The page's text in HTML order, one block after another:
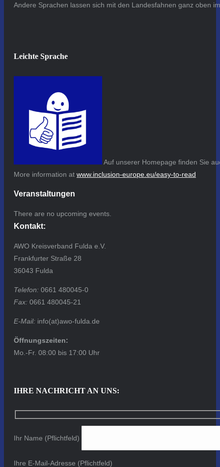
Andere Sprachen lassen sich mit den Landesfahnen ganz oben
Leichte Sprache
Auf unserer Homepage finden Sie
More information at www.inclusion-europe.eu/easy-to-read
Veranstaltungen
There are no upcoming events.
Kontakt:
AWO Kreisverband Fulda e.V.
Frankfurter Straße 28
36043 Fulda
Telefon: 0661 480045-0
Fax: 0661 480045-21
E-Mail: info(at)awo-fulda.de
Öffnungszeiten:
Mo.-Fr. 08:00 bis 17:00 Uhr
IHRE NACHRICHT AN UNS:
Ihr Name (Pflichtfeld)
Ihre E-Mail-Adresse (Pflichtfeld)